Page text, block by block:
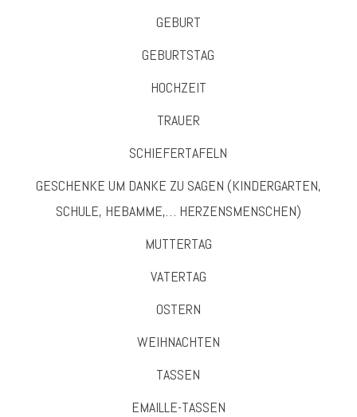
GEBURT
GEBURTSTAG
HOCHZEIT
TRAUER
SCHIEFERTAFELN
GESCHENKE UM DANKE ZU SAGEN (KINDERGARTEN,
SCHULE, HEBAMME,… HERZENSMENSCHEN)
MUTTERTAG
VATERTAG
OSTERN
WEIHNACHTEN
TASSEN
EMAILLE-TASSEN